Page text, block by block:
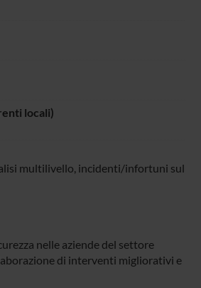
locali)
multilivello, incidenti/infortuni sul
nelle aziende del settore
di interventi migliorativi e